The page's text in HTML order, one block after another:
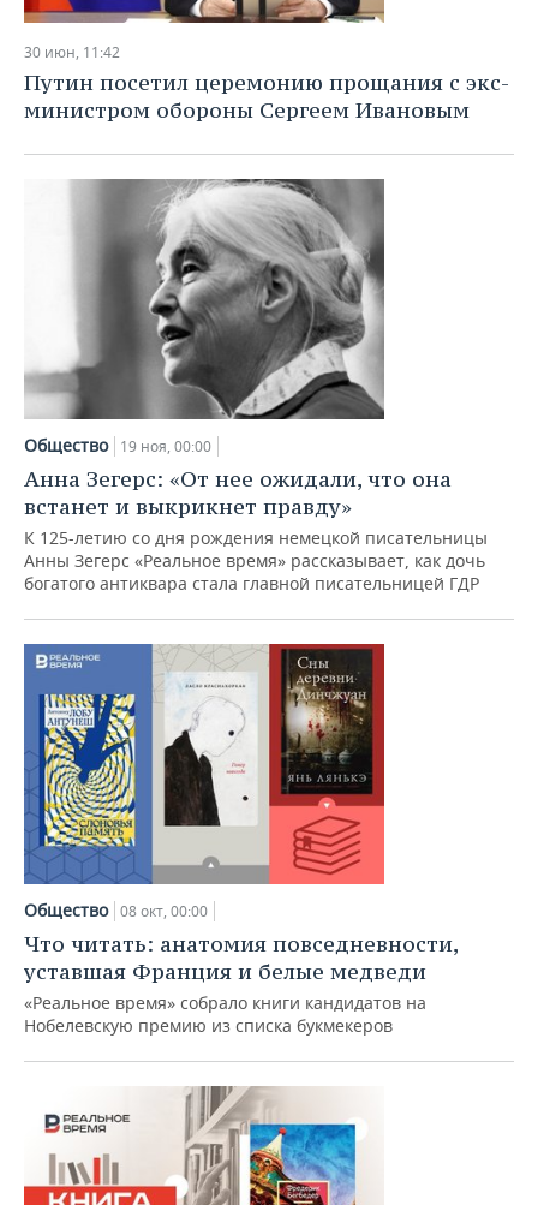
НЕФТЕХИМИЯ
НЕФТЬ
ОПК
ЭНЕРГЕТИКА
РОЗНИЧНАЯ ТОРГОВЛЯ
ТРАНСПОРТ
УСЛУГИ
НОВОСТИ ТЕХНОЛОГИЙ
IT
МЕДИА
ТЕЛЕКОММУНИКАЦИИ
МЕРОПРИЯТИЯ
НОВОСТИ МЕРОПРИЯТИЙ
ВЫЕЗДНАЯ РЕДАКЦИЯ
БИЗНЕС-БРАНЧИ
ONLINE-КОНФЕРЕНЦИИ
ОТКРЫТАЯ ЛЕКЦИЯ
СПОРТ
НОВОСТИ СПОРТА
ВОЛЕЙБОЛ
КИБЕРСПОРТ
ФИГУРНОЕ КАТАНИЕ
ВОДНЫЕ ВИДЫ СПОРТА
ХОККЕЙ С МЯЧОМ
ОБЩЕСТВО
НОВОСТИ ОБЩЕСТВА
ИНФРАСТРУКТУРА
ИСТОРИЯ
КУЛЬТУРА
МЕДИЦИНА
ОБРАЗОВАНИЕ
ПРОИСШЕСТВИЯ
ФОТОГАЛЕРЕЯ
СПРАВОЧНИК
СПИСОК ПЕРСОН
СПИСОК КОМПАНИЙ
ПОЛНАЯ ВЕРСИЯ
30 июн, 11:42
Путин посетил церемонию прощания с экс-
министром обороны Сергеем Ивановым
Общество 19 ноя, 00:00
Анна Зегерс: «От нее ожидали, что она
встанет и выкрикнет правду»
К 125-летию со дня рождения немецкой писательницы
Анны Зегерс «Реальное время» рассказывает, как дочь
богатого антиквара стала главной писательницей ГДР
Общество 08 окт, 00:00
Что читать: анатомия повседневности,
уставшая Франция и белые медведи
«Реальное время» собрало книги кандидатов на
Нобелевскую премию из списка букмекеров